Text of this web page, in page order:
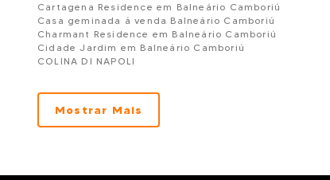
Cartagena Residence em Balneário Camboriú
Casa geminada á venda Balneário Camboriú
Charmant Residence em Balneário Camboriú
Cidade Jardim em Balneário Camboriú
COLINA DI NAPOLI
CONDOMÍNIO IMPERIO DAS ONDAS EM BALNEARIO
Condonínio Residencial Krewinkel
Mostrar Mais